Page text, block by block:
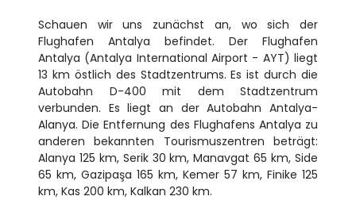
Schauen wir uns zunächst an, wo sich der
Flughafen Antalya befindet. Der Flughafen
Antalya (Antalya International Airport - AYT) liegt
13 km östlich des Stadtzentrums. Es ist durch die
Autobahn D-400 mit dem Stadtzentrum
verbunden. Es liegt an der Autobahn Antalya-
Alanya. Die Entfernung des Flughafens Antalya zu
anderen bekannten Tourismuszentren beträgt:
Alanya 125 km, Serik 30 km, Manavgat 65 km, Side
65 km, Gazipaşa 165 km, Kemer 57 km, Finike 125
km, Kas 200 km, Kalkan 230 km.